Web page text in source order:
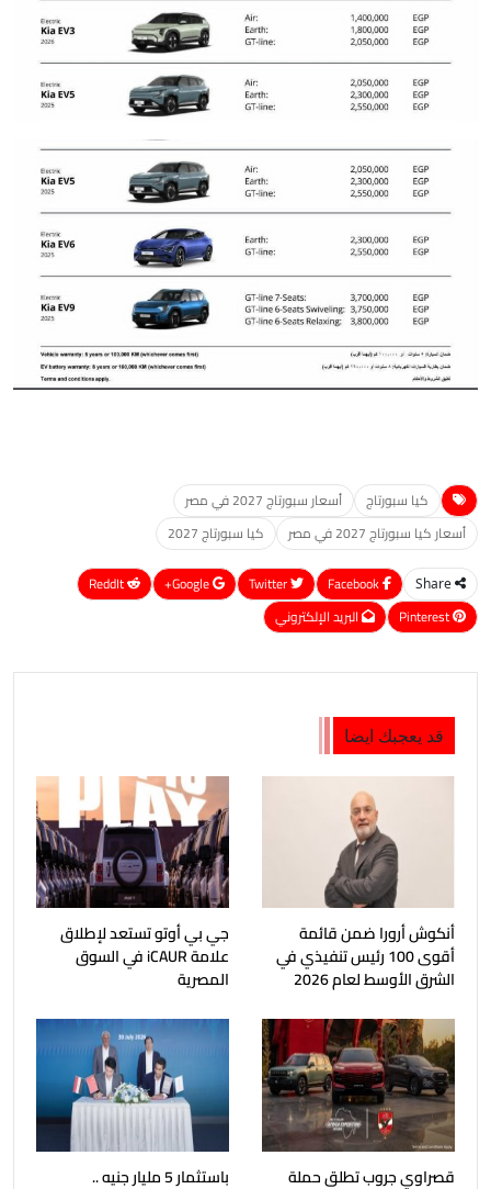
كيا سبورتاج
أسعار سبورتاج 2027 في مصر
أسعار كيا سبورتاج 2027 في مصر
كيا سبورتاج 2027
Share
Google+
ReddIt
Pinterest
البريد الإلكتروني
قد يعجبك ايضا
أنكوش أرورا ضمن قائمة
أقوى 100 رئيس تنفيذي في
الشرق الأوسط لعام 2026
جي بي أوتو تستعد لإطلاق
علامة iCAUR في السوق
المصرية
قصراوي جروب تطلق حملة
باستثمار 5 مليار جنيه ..